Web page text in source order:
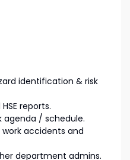
identification & risk
reports.
agenda / schedule.
accidents and
department admins.